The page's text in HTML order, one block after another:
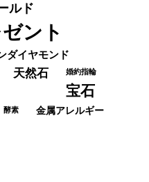
ルド
ント
ダイヤモンド
天然石 婚約指輪
宝石
酵素 金属アレルギー